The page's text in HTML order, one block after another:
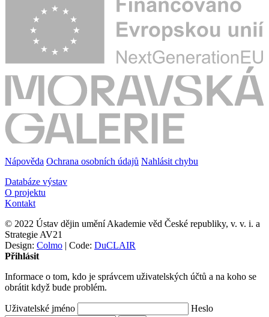
Nápověda Ochrana osobních údajů Nahlásit chybu
Databáze výstav
O projektu
Kontakt
© 2022 Ústav dějin umění Akademie věd České republiky, v. v. i. a
Strategie AV21
Design: Colmo | Code: DuCLAIR
Přihlásit
Informace o tom, kdo je správcem uživatelských účtů a na koho se
obrátit když bude problém.
Uživatelské jméno Heslo